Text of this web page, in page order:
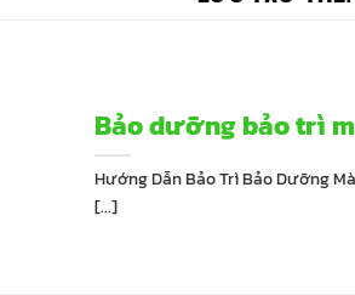
Bảo dưỡng bảo trì
Hướng Dẫn Bảo Trì Bảo Dưỡng
[...]